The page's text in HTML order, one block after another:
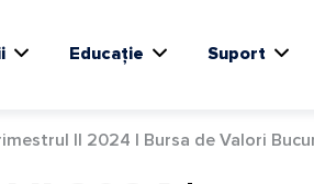
Educație Suport
II 2024 | Bursa de Valori